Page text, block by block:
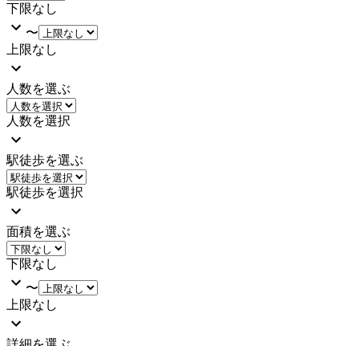
下限なし
〜
上限なし
人数を選ぶ
人数を選択
駅徒歩を選ぶ
駅徒歩を選択
面積を選ぶ
下限なし
〜
上限なし